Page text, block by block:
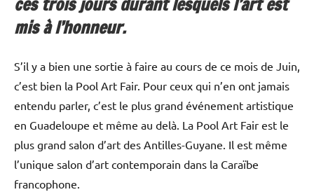
mis à l’honneur.
S’il y a bien une sortie à faire au cours de ce mois de Juin,
c’est bien la Pool Art Fair. Pour ceux qui n’en ont jamais
entendu parler, c’est le plus grand événement artistique
en Guadeloupe et même au delà. La Pool Art Fair est le
plus grand salon d’art des Antilles-Guyane. Il est même
l’unique salon d’art contemporain dans la Caraïbe
francophone.